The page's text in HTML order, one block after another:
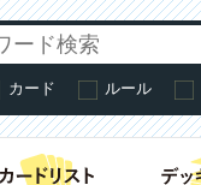
カード ルール